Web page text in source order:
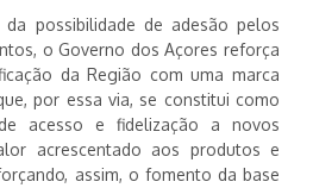
possibilidade de adesão pelos
o Governo dos Açores reforça
da Região com uma marca
por essa via, se constitui como
acesso e fidelização a novos
acrescentado aos produtos e
assim, o fomento da base